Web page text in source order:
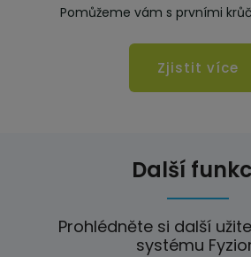
Pomůžeme vám s prvními
Zjistit více
Další
Prohlédněte si další
systému